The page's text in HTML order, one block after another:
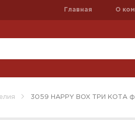
Главная О
3059 HAPPY BOX ТРИ КОТА